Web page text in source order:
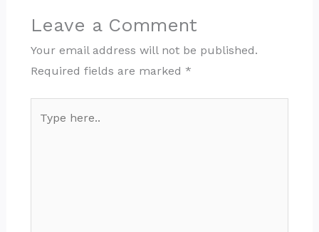
Leave a Comment
Your email address will not be published.
Required fields are marked *